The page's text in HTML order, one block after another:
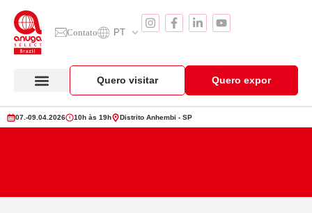
Contato PT
Quero visitar Quero expor
07.-09.04.2026 10h às 19h Distrito Anhembi - SP